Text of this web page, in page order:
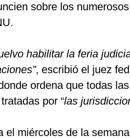
sobre los
habilitar la feria
, escribió el juez
ordena que todas
por “las
el miércoles de la